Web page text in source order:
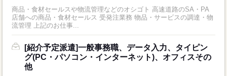
商品・食材セールスや物流管理などのオシゴト 高速道路のSA・PA
店舗への商品・食材セールス 受発注業務 物品・サービスの調達・物
流管理 上記のお仕事...
[紹介予定派遣]一般事務職、データ入力、タイピン
グ(PC・パソコン・インターネット)、オフィスその
他